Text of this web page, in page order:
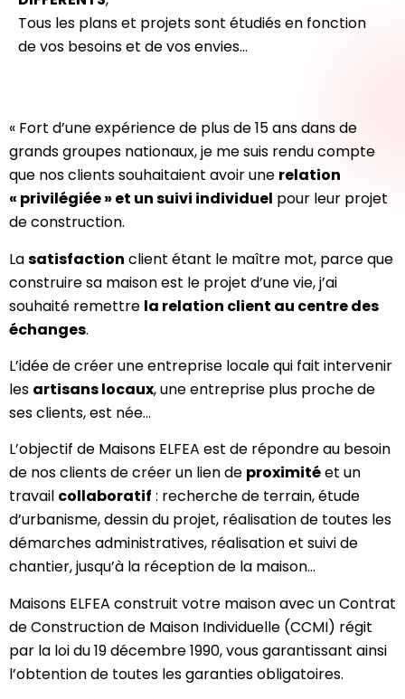
Tous les plans et projets sont étudiés en fonction
de vos besoins et de vos envies…
« Fort d’une expérience de plus de 15 ans dans de
grands groupes nationaux, je me suis rendu compte
que nos clients souhaitaient avoir une relation
« privilégiée » et un suivi individuel pour leur projet
de construction.
Lasatisfaction client étant le maître mot, parce que
construire sa maison est le projet d’une vie, j’ai
souhaité remettre la relation client au centre des
échanges.
L’idée de créer une entreprise locale qui fait intervenir
les artisans locaux, une entreprise plus proche de
ses clients, est née…
L’objectif de Maisons ELFEA est de répondre au besoin
de nos clients de créer un lien de proximitéet un
travail collaboratif : recherche de terrain, étude
d’urbanisme, dessin du projet, réalisation de toutes les
démarches administratives, réalisation et suivi de
chantier, jusqu’à la réception de la maison…
Maisons ELFEA construit votre maison avec un Contrat
de Construction de Maison Individuelle (CCMI) régit
par la loi du 19 décembre 1990, vous garantissant ainsi
l’obtention de toutes les garanties obligatoires.